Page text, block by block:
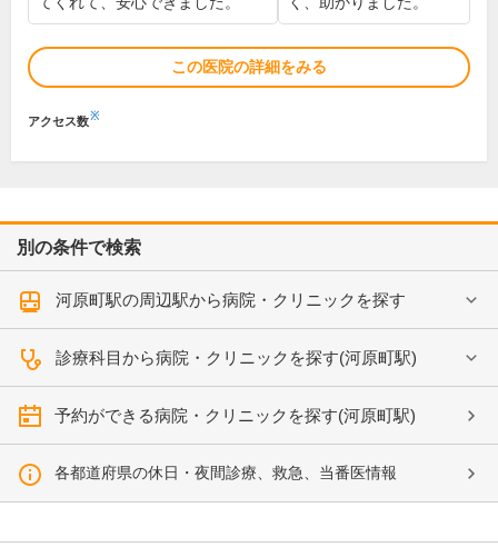
この医院の詳細をみる
アクセス数※
別の条件で検索
河原町駅の周辺駅から病院・クリニックを探す
診療科目から病院・クリニックを探す(河原町駅)
予約ができる病院・クリニックを探す(河原町駅)
各都道府県の休日・夜間診療、救急、当番医情報